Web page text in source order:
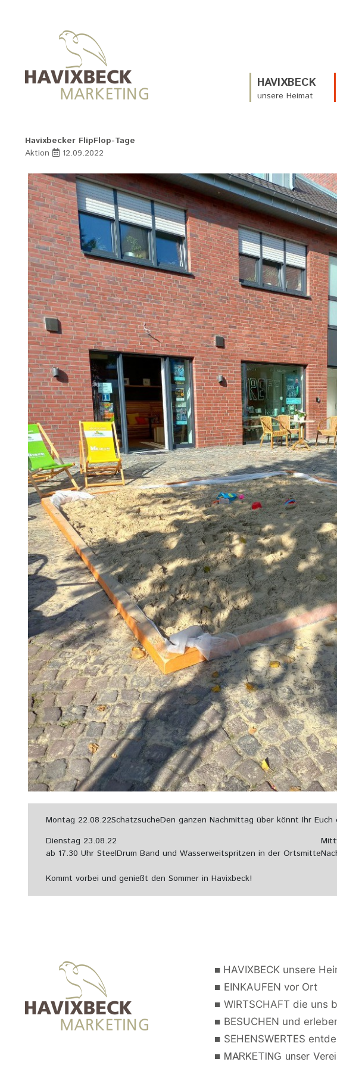
HAVIXBECK
unsere Heimat
Havixbecker FlipFlop-Tage
Aktion
12.09.2022
Montag 22.08.22SchatzsucheDen ganzen Nachmittag über könnt Ihr
Dienstag 23.08.22
ab 17.30 Uhr SteelDrum Band und Wasserweitspritzen in der Ortsmitte
Kommt vorbei und genießt den Sommer in Havixbeck!
■ HAVIXBECK unsere
■ EINKAUFEN vor Ort
■ WIRTSCHAFT die uns
■ BESUCHEN und
■ SEHENSWERTES
■ MARKETING unser